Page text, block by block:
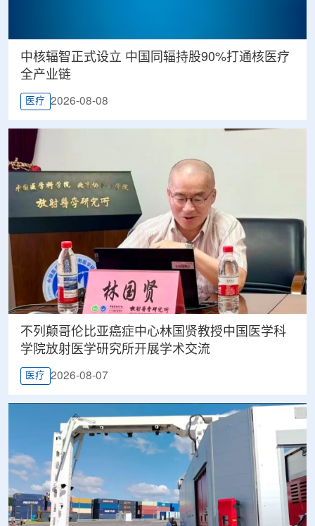
中核辐智正式设立 中国同辐持股90%打通核医疗
全产业链
医疗 2026-08-08
不列颠哥伦比亚癌症中心林国贤教授中国医学科
学院放射医学研究所开展学术交流
医疗 2026-08-07